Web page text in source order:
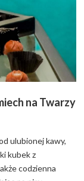
na Twarzy
ulubionej kawy,
kubek z
codzienna